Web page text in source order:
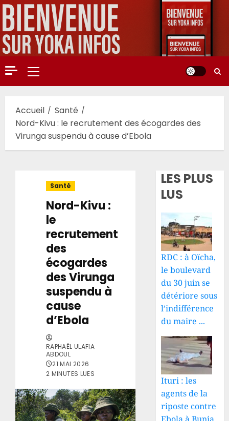
Aller
au
contenu
Menu
principal
Accueil
Santé
Nord-Kivu : le recrutement des écogardes des
Virunga suspendu à cause d’Ebola
Santé
Nord-Kivu :
le
recrutement
des
écogardes
des Virunga
suspendu à
cause
d’Ebola
RAPHAËL ULAFIA
ABDOUL
21 MAI 2026
2 MINUTES LUES
LES PLUS
LUS
RDC : à Oïcha,
le boulevard
du 30 juin se
détériore sous
l’indifférence
du maire ...
Ituri : les
agents de la
riposte contre